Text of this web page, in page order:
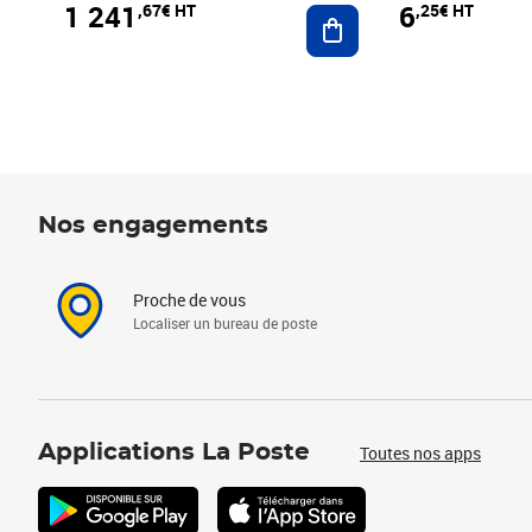
1 241 ,67€ HT Ajouter au panier
6,25€ HT
Nos engagements
Proche de vous
Localiser un bureau de poste
Applications La Poste Toutes nos apps